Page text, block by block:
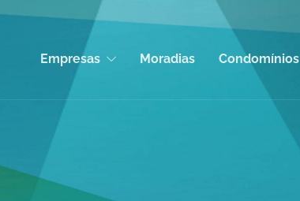
Empresas Moradias Condomínios